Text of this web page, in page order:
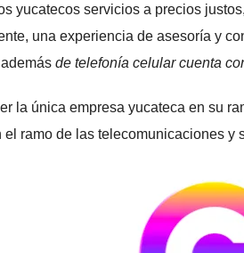
yucatecos servicios a precios
una experiencia de asesoría y
de telefonía celular cuenta
la única empresa yucateca en su
ramo de las telecomunicaciones y